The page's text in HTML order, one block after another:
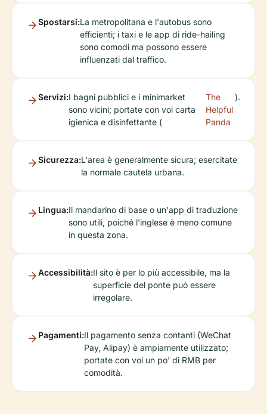
Spostarsi:La metropolitana e l'autobus sono
efficienti; i taxi e le app di ride-hailing
sono comodi ma possono essere
influenzati dal traffico.
Servizi:I bagni pubblici e i minimarket
sono vicini; portate con voi carta
igienica e disinfettante (
The
Helpful
Panda
).
Sicurezza:L'area è generalmente sicura; esercitate
la normale cautela urbana.
Lingua:Il mandarino di base o un'app di traduzione
sono utili, poiché l'inglese è meno comune
in questa zona.
Accessibilità:Il sito è per lo più accessibile, ma la
superficie del ponte può essere
irregolare.
Pagamenti:Il pagamento senza contanti (WeChat
Pay, Alipay) è ampiamente utilizzato;
portate con voi un po' di RMB per
comodità.